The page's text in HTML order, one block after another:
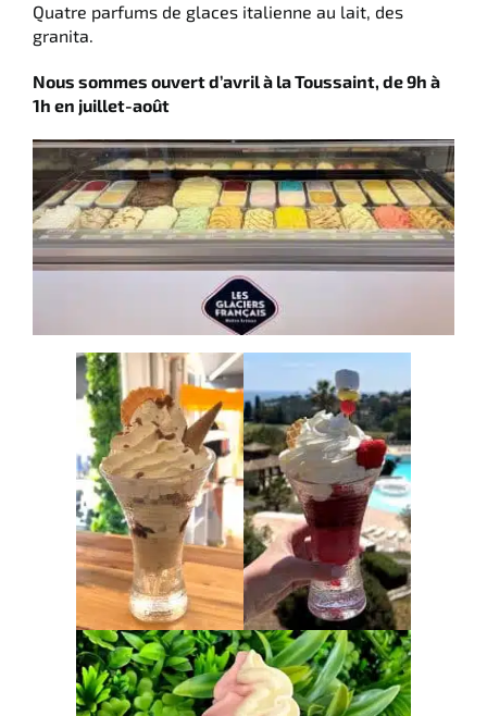
Deutsch
Quatre parfums de glaces italienne au lait, des
granita.
Nous sommes ouvert d’avril à la Toussaint, de 9h à
1h en juillet-août